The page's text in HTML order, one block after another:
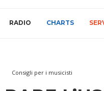
RADIO CHARTS
Consigli per i musicisti